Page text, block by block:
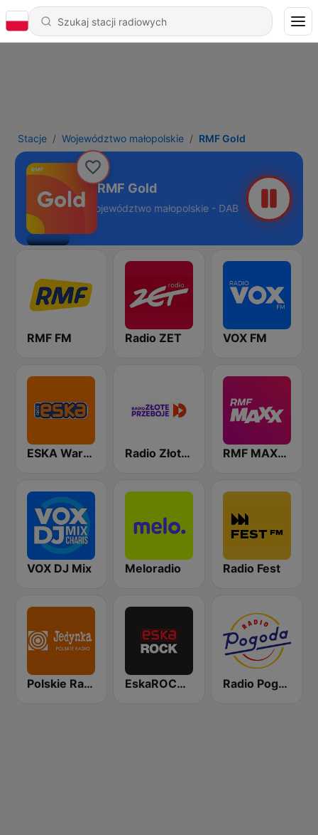
Stacje Województwo małopolskie RMF Gold
RMF Gold
Województwo małopolskie - DAB
RMF FM Radio ZET VOX FM
ESKA Warszawa Radio Złote Przeboje RMF MAXXX
VOX DJ Mix Meloradio Radio Fest
Polskie Radio Program I (PR1) Jedynka EskaROCK Warszawa Radio Pogoda